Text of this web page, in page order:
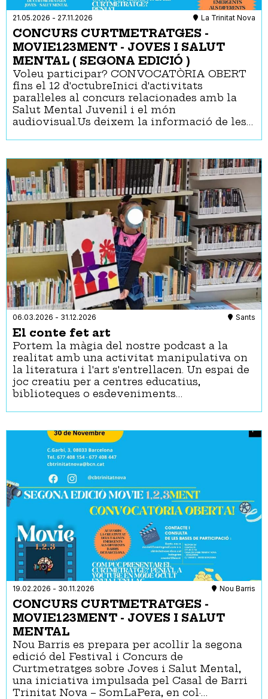
21.05.2026 - 27.11.2026 La Trinitat Nova
CONCURS CURTMETRATGES -
MOVIE123MENT - JOVES I SALUT
MENTAL ( SEGONA EDICIÓ )
Voleu participar? CONVOCATÒRIA OBERT
fins el 12 d'octubreInici d'activitats
paral·leles al concurs relacionades amb la
Salut Mental Juvenil i el món
audiovisual.Us deixem la informació de les…
06.03.2026 - 31.12.2026 Sants
El conte fet art
Portem la màgia del nostre podcast a la
realitat amb una activitat manipulativa on
la literatura i l'art s'entrellacen. Un espai de
joc creatiu per a centres educatius,
biblioteques o esdeveniments…
19.02.2026 - 30.11.2026 Nou Barris
CONCURS CURTMETRATGES -
MOVIE123MENT - JOVES I SALUT
MENTAL
Nou Barris es prepara per acollir la segona
edició del Festival i Concurs de
Curtmetratges sobre Joves i Salut Mental,
una iniciativa impulsada pel Casal de Barri
Trinitat Nova – SomLaPera, en col·…